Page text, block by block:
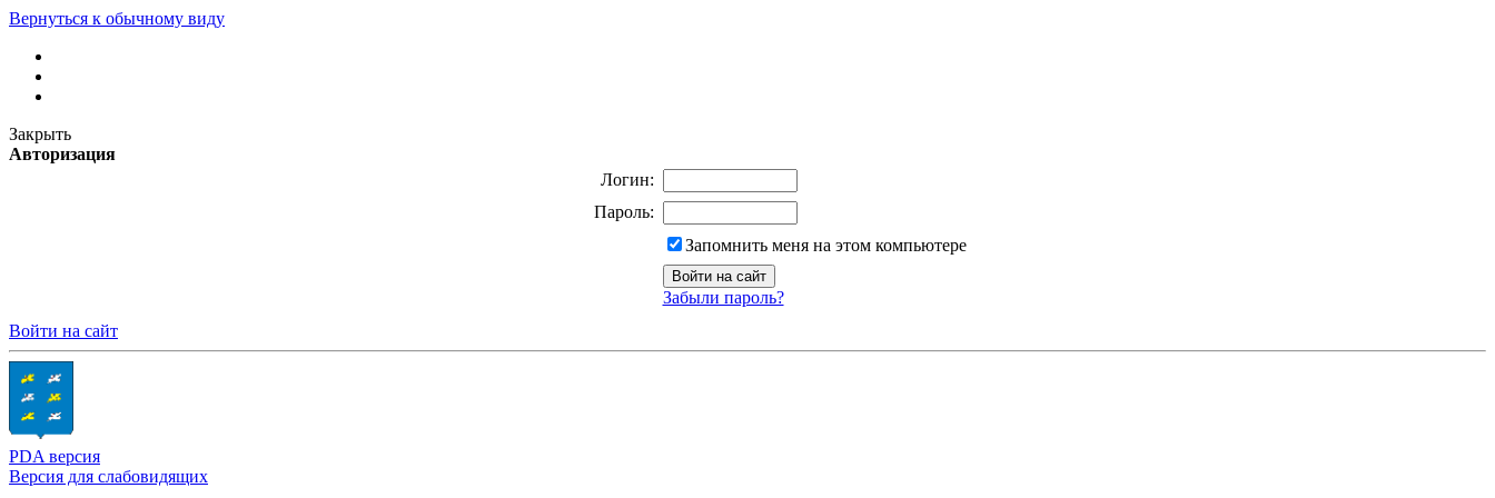
Вернуться к обычному виду
Закрыть
Авторизация
Логин:
Пароль:
Запомнить меня на этом компьютере
Забыли пароль?
Войти на сайт
PDA версия
Версия для слабовидящих